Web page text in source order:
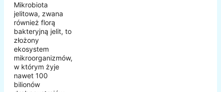
Mikrobiota
jelitowa, zwana
również florą
bakteryjną jelit, to
złożony
ekosystem
mikroorganizmów,
w którym żyje
nawet 100
bilionów